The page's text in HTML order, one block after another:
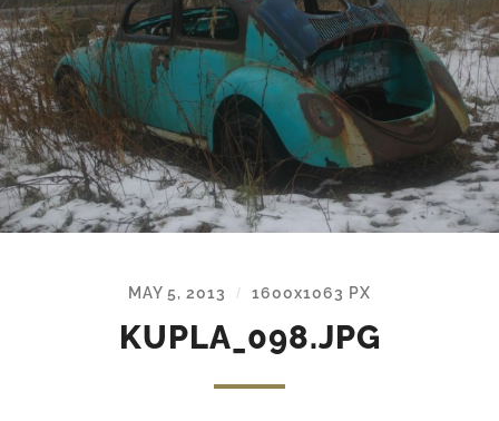
MAY 5, 2013 / 1600x1063 PX
KUPLA_098.JPG